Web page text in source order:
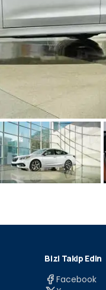
Bizi Takip Edin
Facebook